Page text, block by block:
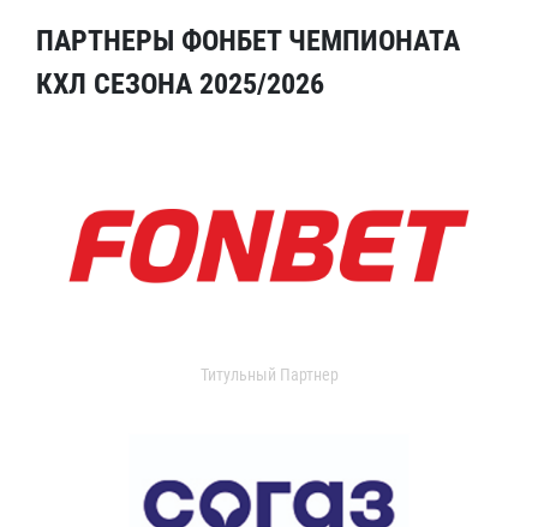
ПАРТНЕРЫ ФОНБЕТ ЧЕМПИОНАТА
КХЛ СЕЗОНА 2025/2026
Титульный Партнер